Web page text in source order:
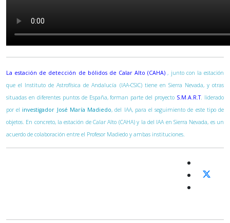
La estación de detección de bólidos de Calar Alto (CAHA) , junto con la estación
que el Instituto de Astrofísica de Andalucía (IAA-CSIC) tiene en Sierra Nevada, y otras
situadas en diferentes puntos de España, forman parte del proyecto S.M.A.R.T. liderado
por el investigador José María Madiedo, del IAA, para el seguimiento de este tipo de
objetos. En concreto, la estación de Calar Alto (CAHA) y la del IAA en Sierra Nevada, es un
acuerdo de colaboración entre el Profesor Madiedo y ambas instituciones.